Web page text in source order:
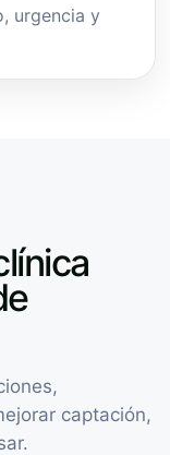
urgencia y
captación,